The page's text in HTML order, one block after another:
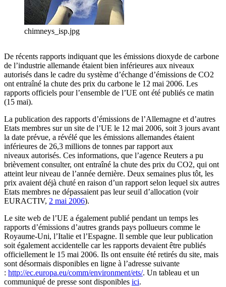
chimneys_isp.jpg
De récents rapports indiquant que les émissions dioxyde de carbone
de l’industrie allemande étaient bien inférieures aux niveaux
autorisés dans le cadre du système d’échange d’émissions de CO2
ont entraîné la chute des prix du carbone le 12 mai 2006. Les
rapports officiels pour l’ensemble de l’UE ont été publiés ce matin
(15 mai).
La publication des rapports d’émissions de l’Allemagne et d’autres
Etats membres sur un site de l’UE le 12 mai 2006, soit 3 jours avant
la date prévue, a révélé que les émissions allemandes étaient
inférieures de 26,3 millions de tonnes par rapport aux
niveaux autorisés. Ces informations, que l’agence Reuters a pu
brièvement consulter, ont entraîné la chute des prix du CO2, qui ont
atteint leur niveau de l’année dernière. Deux semaines plus tôt, les
prix avaient déjà chuté en raison d’un rapport selon lequel six autres
Etats membres ne dépassaient pas leur seuil d’allocation (voir
EURACTIV, 2 mai 2006).
Le site web de l’UE a également publié pendant un temps les
rapports d’émissions d’autres grands pays pollueurs comme le
Royaume-Uni, l’Italie et l’Espagne. Il semble que leur publication
soit également accidentelle car les rapports devaient être publiés
officiellement le 15 mai 2006. Ils ont ensuite été retirés du site, mais
sont désormais disponibles en ligne à l’adresse suivante
: http://ec.europa.eu/comm/environment/ets/. Un tableau et un
communiqué de presse sont disponibles ici.